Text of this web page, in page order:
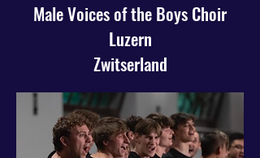
Male Voices of the Boys Choir
Luzern
Zwitserland